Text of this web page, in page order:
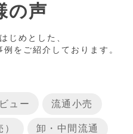
の声
じめとした、
をご紹介しております。
ュー 流通小売
卸・中間流通